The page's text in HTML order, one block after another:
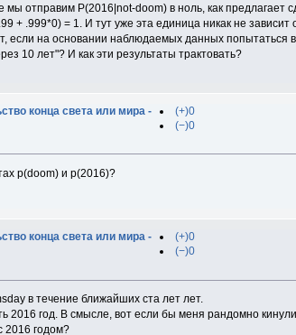
отправим P(2016|not-doom) в ноль, как предлагает
+ .999*0) = 1. И тут уже эта единица никак не зависит
если на основании наблюдаемых данных попытаться
10 лет"? И как эти результаты трактовать?
конца света или мира -
(+)0
(−)0
p(doom) и p(2016)?
конца света или мира -
(+)0
(−)0
в течение ближайших ста лет лет.
2016 год. В смысле, вот если бы меня рандомно
2016 годом?